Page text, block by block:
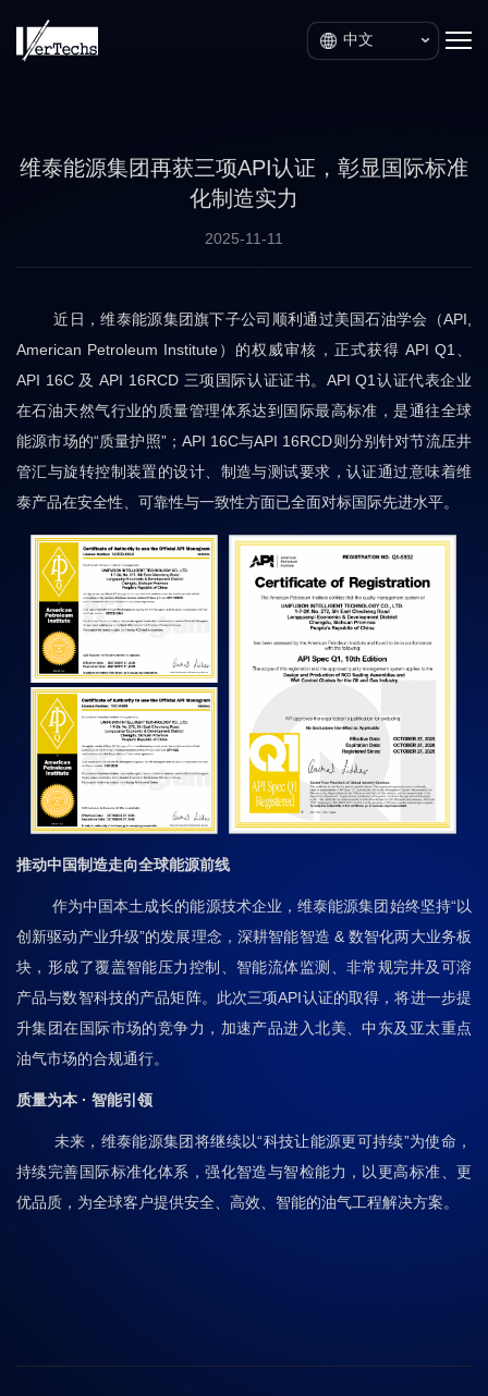
中文
维泰能源集团再获三项API认证，彰显国际标准
化制造实力
2025-11-11
近日，维泰能源集团旗下子公司顺利通过美国石油学会（API,
American Petroleum Institute）的权威审核，正式获得 API Q1、
API 16C 及 API 16RCD 三项国际认证证书。API Q1认证代表企业
在石油天然气行业的质量管理体系达到国际最高标准，是通往全球
能源市场的“质量护照”；API 16C与API 16RCD则分别针对节流压井
管汇与旋转控制装置的设计、制造与测试要求，认证通过意味着维
泰产品在安全性、可靠性与一致性方面已全面对标国际先进水平。
推动中国制造走向全球能源前线
作为中国本土成长的能源技术企业，维泰能源集团始终坚持“以
创新驱动产业升级”的发展理念，深耕智能智造 & 数智化两大业务板
块，形成了覆盖智能压力控制、智能流体监测、非常规完井及可溶
产品与数智科技的产品矩阵。此次三项API认证的取得，将进一步提
升集团在国际市场的竞争力，加速产品进入北美、中东及亚太重点
油气市场的合规通行。
质量为本 · 智能引领
未来，维泰能源集团将继续以“科技让能源更可持续”为使命，
持续完善国际标准化体系，强化智造与智检能力，以更高标准、更
优品质，为全球客户提供安全、高效、智能的油气工程解决方案。